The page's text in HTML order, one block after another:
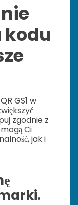
GS1 w
zgodnie z
Ci
jak i